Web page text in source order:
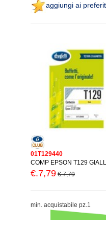
aggiungi ai
01T129440
COMP EPSON T129
€.7,79 €.7,79
min. acquistabile pz.1